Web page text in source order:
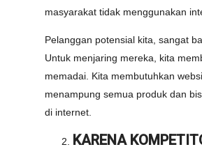
masyarakat tidak menggunakan
Pelanggan potensial kita, sangat
Untuk menjaring mereka, kita
memadai. Kita membutuhkan
menampung semua produk dan
di internet.
KARENA